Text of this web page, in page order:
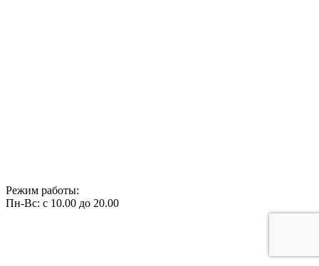
Режим работы:
Пн-Вс: с 10.00 до 20.00